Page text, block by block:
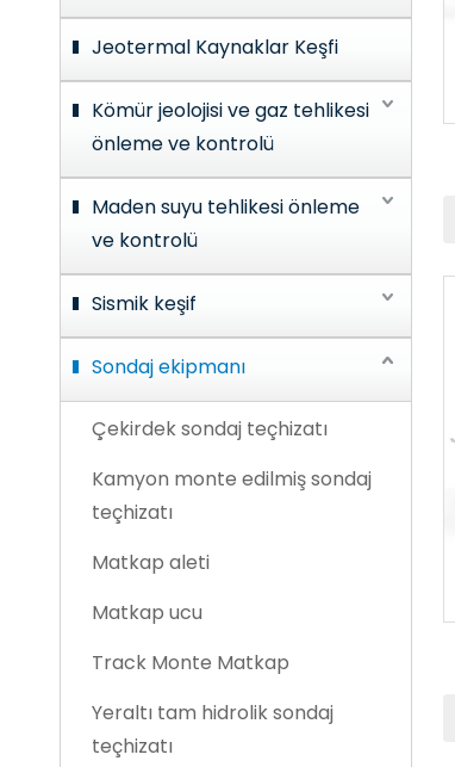
Jeotermal Kaynaklar Keşfi
Kömür jeolojisi ve gaz tehlikesi
önleme ve kontrolü
Maden suyu tehlikesi önleme
ve kontrolü
Sismik keşif
Sondaj ekipmanı
Çekirdek sondaj teçhizatı
Kamyon monte edilmiş sondaj
teçhizatı
Matkap aleti
Matkap ucu
Track Monte Matkap
Yeraltı tam hidrolik sondaj
teçhizatı